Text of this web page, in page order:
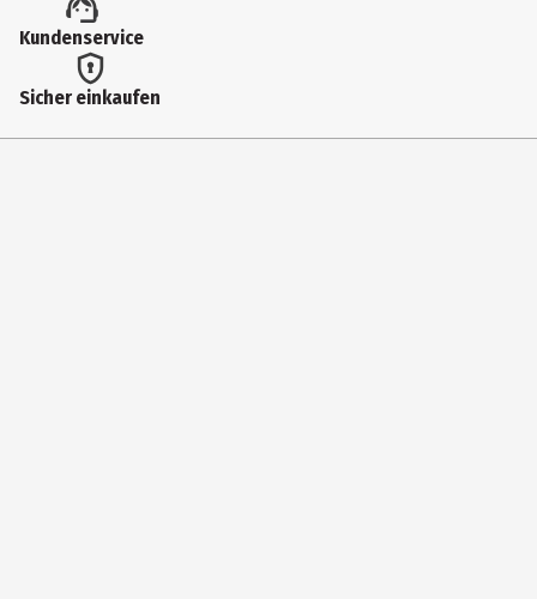
863736 08 - INGREDIENTS: AQUA / WATER / EAU • GLYCERIN •
ISOPROPYL PALMITATE • BUTYROSPERMUM PARKII BUTTER / SHEA
BUTTER • PROPANEDIOL • CETYL ALCOHOL • MYRISTYL MYRISTATE •
ZEA MAYS STARCH / CORN STARCH • NIACINAMIDE • PARFUM /
Kundenservice
Sicher einkaufen